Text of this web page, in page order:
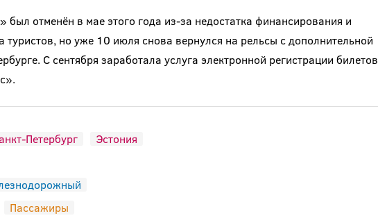
был отменён в мае этого года из-за недостатка финансирования и
туристов, но уже 10 июля снова вернулся на рельсы с дополнительной
С сентября заработала услуга электронной регистрации билетов
Петербург
Эстония
Пассажиры